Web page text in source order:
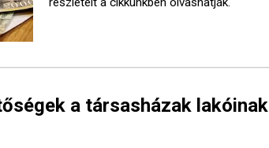
a társasházak lakóinak